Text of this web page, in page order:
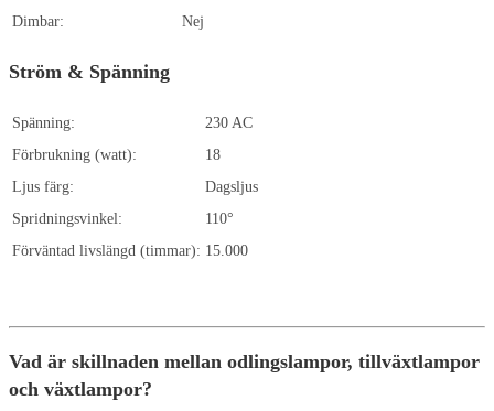
Dimbar:
Nej
Ström & Spänning
Spänning:
230 AC
Förbrukning (watt):
18
Ljus färg:
Dagsljus
Spridningsvinkel:
110°
Förväntad livslängd (timmar): 15.000
Vad är skillnaden mellan odlingslampor, tillväxtlampor
och växtlampor?